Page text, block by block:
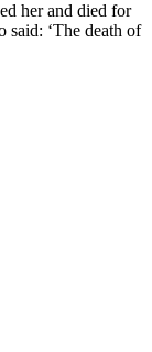
her and died for
said: ‘The death of